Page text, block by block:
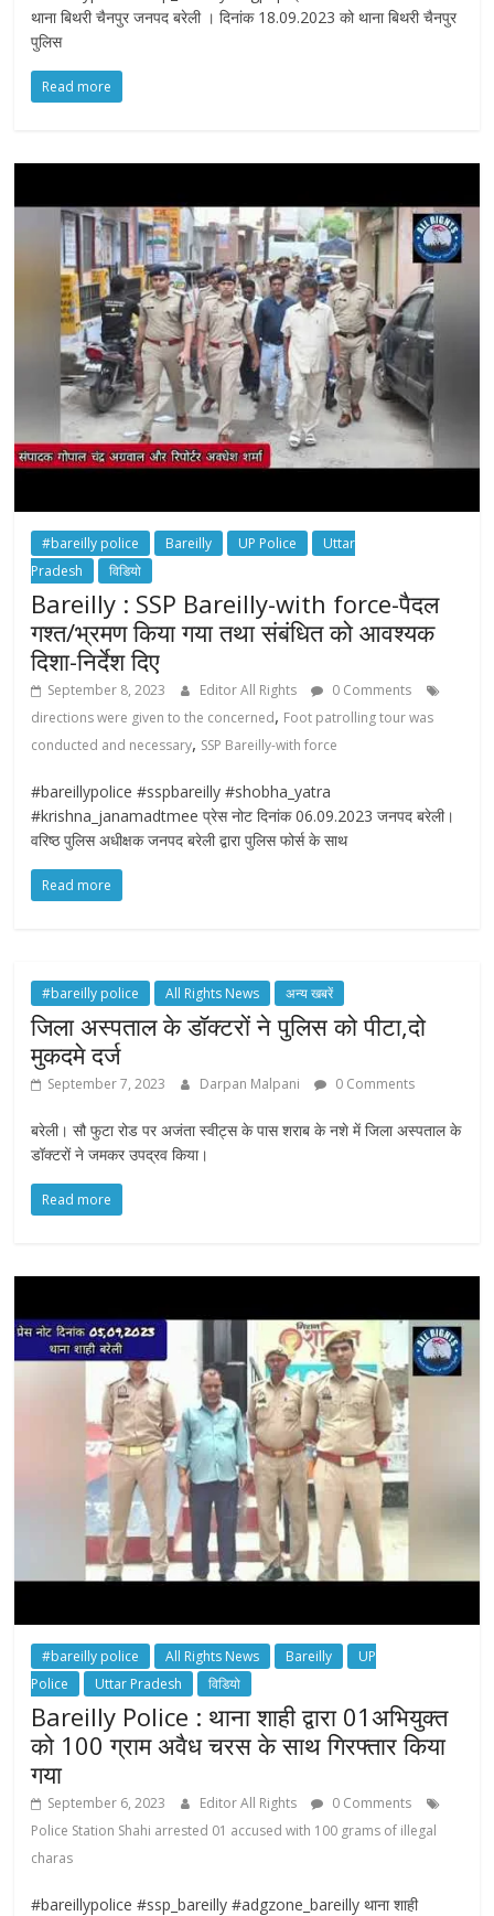
थाना बिथरी चैनपुर जनपद बरेली । दिनांक 18.09.2023 को थाना बिथरी चैनपुर
पुलिस
Read more
#bareilly police Bareilly UP Police
Uttar
Pradesh
विडियो
Bareilly : SSP Bareilly-with force-पैदल
गश्त/भ्रमण किया गया तथा संबंधित को आवश्यक
दिशा-निर्देश दिए
September 8, 2023 Editor All Rights
0 Comments
directions were given to the concerned, Foot patrolling tour was
conducted and necessary, SSP Bareilly-with force
#bareillypolice #sspbareilly #shobha_yatra
#krishna_janamadtmee प्रेस नोट दिनांक 06.09.2023 जनपद बरेली।
वरिष्ठ पुलिस अधीक्षक जनपद बरेली द्वारा पुलिस फोर्स के साथ
Read more
#bareilly police All Rights News अन्य खबरें
जिला अस्पताल के डॉक्टरों ने पुलिस को पीटा,दो
मुकदमे दर्ज
September 7, 2023 Darpan Malpani 0 Comments
बरेली। सौ फुटा रोड पर अजंता स्वीट्स के पास शराब के नशे में जिला अस्पताल के
डॉक्टरों ने जमकर उपद्रव किया।
Read more
#bareilly police All Rights News Bareilly
UP
Police
Uttar Pradesh विडियो
Bareilly Police : थाना शाही द्वारा 01अभियुक्त
को 100 ग्राम अवैध चरस के साथ गिरफ्तार किया
गया
September 6, 2023 Editor All Rights
0 Comments
Police Station Shahi arrested 01 accused with 100 grams of illegal
charas
#bareillypolice #ssp_bareilly #adgzone_bareilly थाना शाही